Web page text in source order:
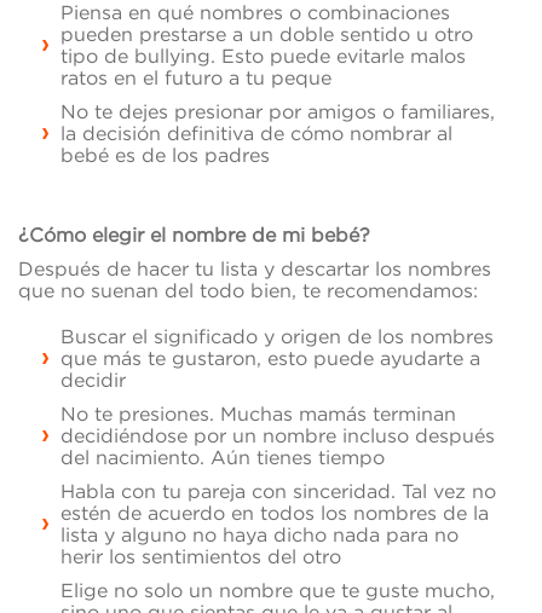
Piensa en qué nombres o combinaciones
pueden prestarse a un doble sentido u otro
tipo de bullying. Esto puede evitarle malos
ratos en el futuro a tu peque
No te dejes presionar por amigos o familiares,
la decisión definitiva de cómo nombrar al
bebé es de los padres
¿Cómo elegir el nombre de mi bebé?
Después de hacer tu lista y descartar los nombres
que no suenan del todo bien, te recomendamos:
Buscar el significado y origen de los nombres
que más te gustaron, esto puede ayudarte a
decidir
No te presiones. Muchas mamás terminan
decidiéndose por un nombre incluso después
del nacimiento. Aún tienes tiempo
Habla con tu pareja con sinceridad. Tal vez no
estén de acuerdo en todos los nombres de la
lista y alguno no haya dicho nada para no
herir los sentimientos del otro
Elige no solo un nombre que te guste mucho,